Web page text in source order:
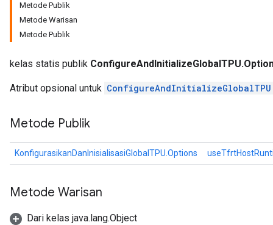
Metode Publik
Metode Warisan
Metode Publik
kelas statis publik
Atribut opsional untuk ConfigureAndInitializeGlobalTPU
Metode Publik
KonfigurasikanDanInisialisasiGlobalTPU.Options
Metode Warisan
Dari kelas java.lang.Object